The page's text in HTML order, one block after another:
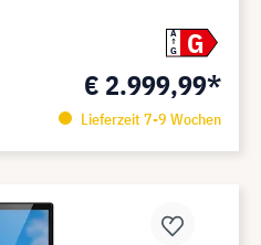
A
G
G
€ 2.999,99*
Lieferzeit 7-9 Wochen